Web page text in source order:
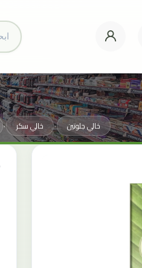
خالي جلوتين • خالي سكر •